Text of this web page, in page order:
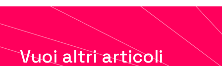
Vuoi altri articoli